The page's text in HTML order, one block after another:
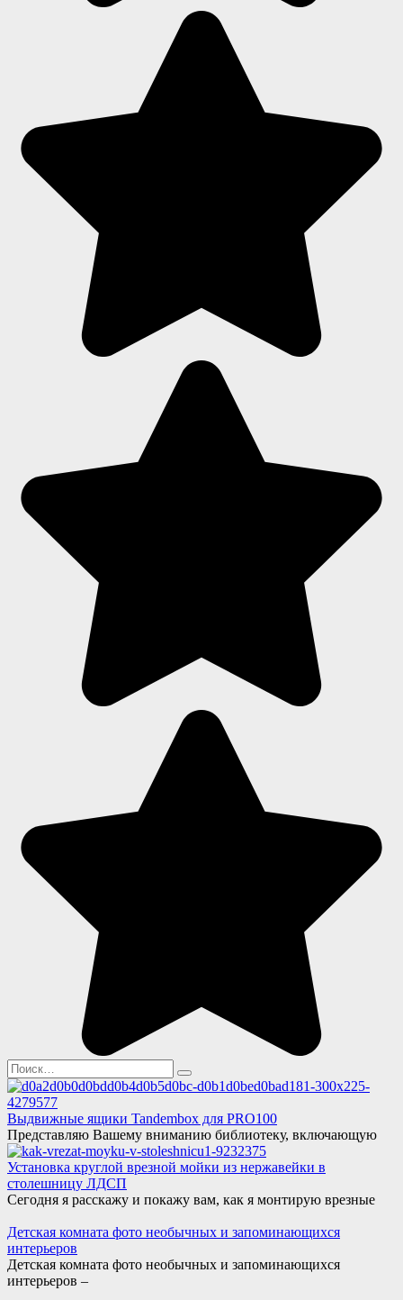
Search
for:
Выдвижные ящики Tandembox для PRO100
Представляю Вашему вниманию библиотеку, включающую
Установка круглой врезной мойки из нержавейки в
столешницу ЛДСП
Сегодня я расскажу и покажу вам, как я монтирую врезные
Детская комната фото необычных и запоминающихся
интерьеров
Детская комната фото необычных и запоминающихся
интерьеров –